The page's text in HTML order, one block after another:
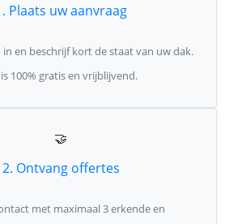
Plaats uw aanvraag
in en beschrijf kort de staat van uw dak.
100% gratis en vrijblijvend.
🤝
2. Ontvang offertes
met maximaal 3 erkende en